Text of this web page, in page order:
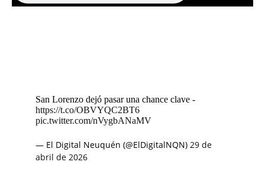
San Lorenzo dejó pasar una chance clave -
https://t.co/OBVYQC2BT6
pic.twitter.com/nVygbANaMV
— El Digital Neuquén (@ElDigitalNQN) 29 de
abril de 2026